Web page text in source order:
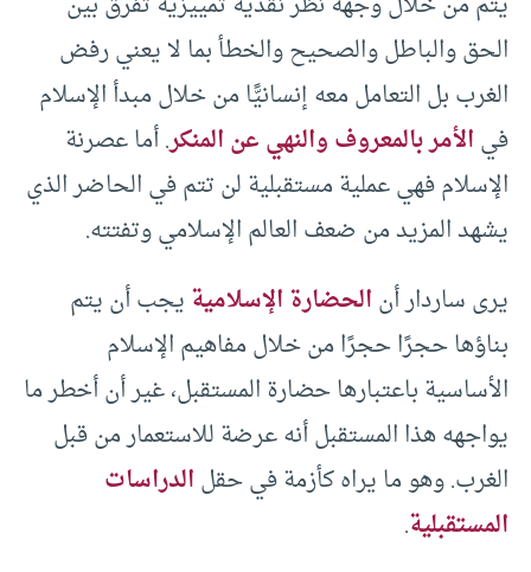
الحق والباطل والصحيح والخطأ بما لا يعني رفض
الغرب بل التعامل معه إنسانيًّا من خلال مبدأ الإسلام
فيالأمر بالمعروف والنهي عن المنكر. أما عصرنة
الإسلام فهي عملية مستقبلية لن تتم في الحاضر الذي
يشهد المزيد من ضعف العالم الإسلامي وتفتته.
يرى ساردار أنالحضارة الإسلاميةيجب أن يتم
بناؤها حجرًا حجرًا من خلال مفاهيم الإسلام
الأساسية باعتبارها حضارة المستقبل، غير أن أخطر ما
يواجهه هذا المستقبل أنه عرضة للاستعمار من قبل
الغرب. وهو ما يراه كأزمة في حقلالدراسات
المستقبلية.